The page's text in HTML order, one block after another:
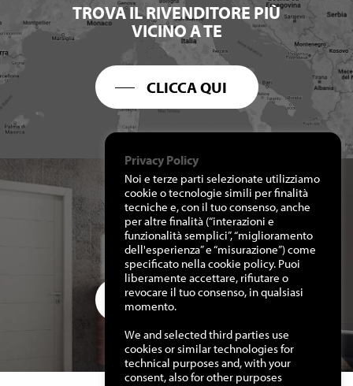
TROVA IL RIVENDITORE PIÙ
VICINO A TE
CLICCA QUI
RICHIEDI I NOSTRI
CATALOGHI
CLICCA QUI
Privacy Policy
Noi e terze parti selezionate utilizziamo
cookie o tecnologie simili per finalità
tecniche e, con il tuo consenso, anche
per altre finalità (“interazioni e
funzionalità semplici”, “miglioramento
dell'esperienza” e “misurazione”) come
specificato nella cookie policy. Puoi
liberamente accettare, rifiutare o
revocare il tuo consenso, in qualsiasi
momento.
We and selected third parties use
cookies or similar technologies for
technical purposes and, with your
consent, also for other purposes